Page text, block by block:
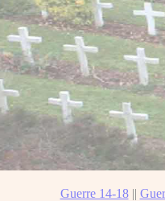
Guerre 14-18||